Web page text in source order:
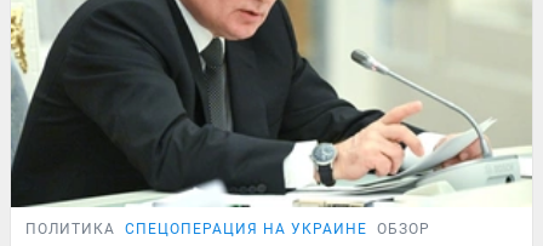
ПОЛИТИКА СПЕЦОПЕРАЦИЯ НА УКРАИНЕ ОБЗОР